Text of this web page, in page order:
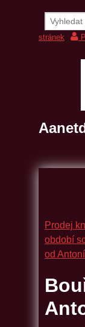
stránek
Prodej
období
od